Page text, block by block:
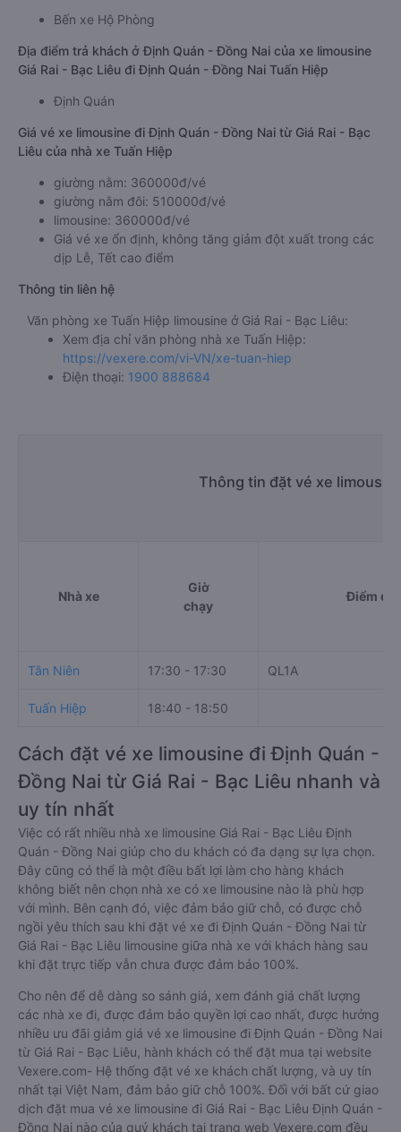
Bến xe Hộ Phòng
Địa điểm trả khách ở Định Quán - Đồng Nai của xe limousine
Giá Rai - Bạc Liêu đi Định Quán - Đồng Nai Tuấn Hiệp
Định Quán
Giá vé xe limousine đi Định Quán - Đồng Nai từ Giá Rai - Bạc
Liêu của nhà xe Tuấn Hiệp
giường nằm: 360000đ/vé
giường nằm đôi: 510000đ/vé
limousine: 360000đ/vé
Giá vé xe ổn định, không tăng giảm đột xuất trong các
dịp Lễ, Tết cao điểm
Thông tin liên hệ
Văn phòng xe Tuấn Hiệp limousine ở Giá Rai - Bạc Liêu:
Xem địa chỉ văn phòng nhà xe Tuấn Hiệp:
https://vexere.com/vi-VN/xe-tuan-hiep
Điện thoại: 1900 888684
Thông tin đặt vé xe
Nhà xe
Giờ
chạy
Điểm đi
Tân Niên 17:30 - 17:30 QL1A
Tuấn Hiệp 18:40 - 18:50
Cách đặt vé xe limousine đi Định Quán -
Đồng Nai từ Giá Rai - Bạc Liêu nhanh và
uy tín nhất
Việc có rất nhiều nhà xe limousine Giá Rai - Bạc Liêu Định
Quán - Đồng Nai giúp cho du khách có đa dạng sự lựa chọn.
Đây cũng có thể là một điều bất lợi làm cho hàng khách
không biết nên chọn nhà xe có xe limousine nào là phù hợp
với mình. Bên cạnh đó, việc đảm bảo giữ chỗ, có được chỗ
ngồi yêu thích sau khi đặt vé xe đi Định Quán - Đồng Nai từ
Giá Rai - Bạc Liêu limousine giữa nhà xe với khách hàng sau
khi đặt trực tiếp vẫn chưa được đảm bảo 100%.
Cho nên để dễ dàng so sánh giá, xem đánh giá chất lượng
các nhà xe đi, được đảm bảo quyền lợi cao nhất, được hưởng
nhiều ưu đãi giảm giá vé xe limousine đi Định Quán - Đồng Nai
từ Giá Rai - Bạc Liêu, hành khách có thể đặt mua tại website
Vexere.com- Hệ thống đặt vé xe khách chất lượng, và uy tín
nhất tại Việt Nam, đảm bảo giữ chỗ 100%. Đối với bất cứ giao
dịch đặt mua vé xe limousine đi Giá Rai - Bạc Liêu Định Quán -
Đồng Nai nào của quý khách tại trang web Vexere.com đều